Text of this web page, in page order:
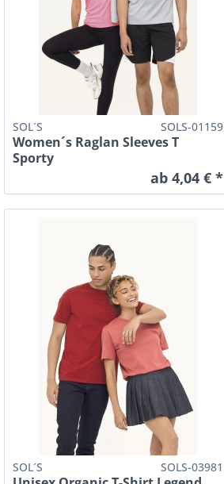
SOL´S SOLS-01159
Women´s Raglan Sleeves T
Sporty
ab 4,04 € *
SOL´S SOLS-03981